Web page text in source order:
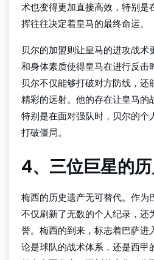
术也变得更加直接高效，特别是
挥往往决定着皇马的最终命运。
贝尔的加盟则让皇马的进攻战
和身体素质使得皇马在进行反击
贝尔不仅能够打破对方防线，还
精彩的远射。他的存在让皇马的
特别是在面对强队时，贝尔的个
打破僵局。
4、三位巨星的
梅西的历史遗产无可替代。作为
不仅刷新了无数的个人纪录，还
誉。梅西的到来，标志着巴萨进
论是球队的战术体系，还是西甲